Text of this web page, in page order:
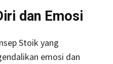
dan Emosi
Stoik yang
emosi dan